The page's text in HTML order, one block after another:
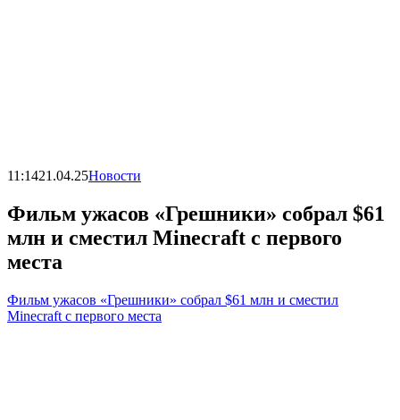
11:1421.04.25Новости
Фильм ужасов «Грешники» собрал $61
млн и сместил Minecraft с первого
места
Фильм ужасов «Грешники» собрал $61 млн и сместил
Minecraft с первого места